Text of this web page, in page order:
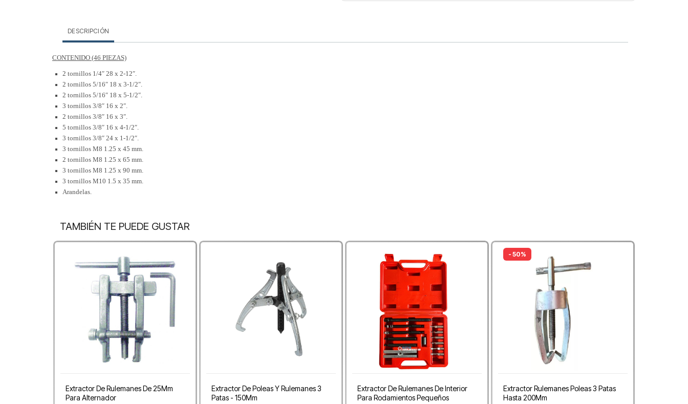
DESCRIPCIÓN
CONTENIDO (46 PIEZAS)
2 tornillos 1/4″ 28 x 2-12″.
2 tornillos 5/16″ 18 x 3-1/2″.
2 tornillos 5/16″ 18 x 5-1/2″.
3 tornillos 3/8″ 16 x 2″.
2 tornillos 3/8″ 16 x 3″.
5 tornillos 3/8″ 16 x 4-1/2″.
3 tornillos 3/8″ 24 x 1-1/2″.
3 tornillos M8 1.25 x 45 mm.
2 tornillos M8 1.25 x 65 mm.
3 tornillos M8 1.25 x 90 mm.
3 tornillos M10 1.5 x 35 mm.
Arandelas.
TAMBIÉN TE PUEDE GUSTAR
Extractor De Rulemanes De 25Mm
Para Alternador
Extractor De Poleas Y Rulemanes 3
Patas - 150Mm
Extractor De Rulemanes De Interior
Para Rodamientos Pequeños
- 50%
Extractor Rulemanes Poleas 3 Patas
Hasta 200Mm